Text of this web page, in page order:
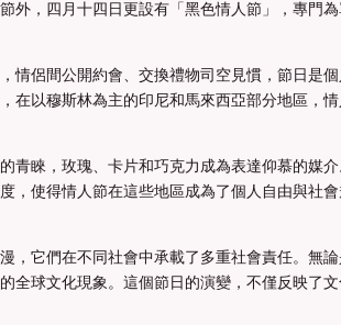
，四月十四日更設有「黑色情人節」，專門
侶間公開約會、交換禮物司空見慣，節日是
以穆斯林為主的印尼和馬來西亞部分地區，
睞，玫瑰、卡片和巧克力成為表達仰慕的媒
使得情人節在這些地區成為了個人自由與社
它們在不同社會中承載了多重社會責任。無
球文化現象。這個節日的演變，不僅反映了